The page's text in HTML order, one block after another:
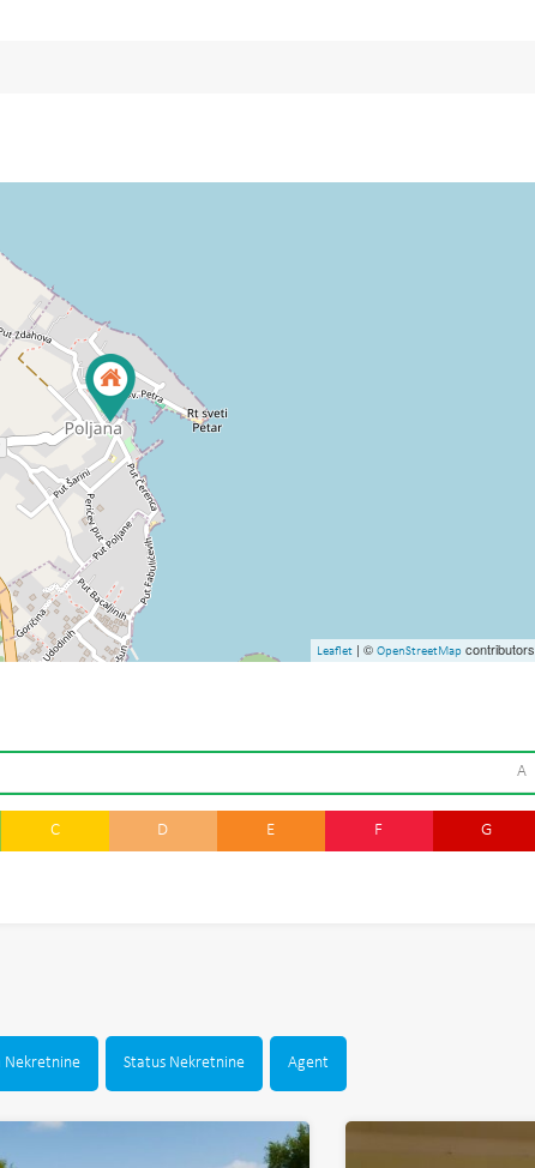
Leaflet| © OpenStreetMapcontributors
A
C D E F G
Nekretnine Status Nekretnine Agent